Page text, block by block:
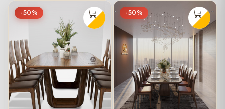
-50% -50%